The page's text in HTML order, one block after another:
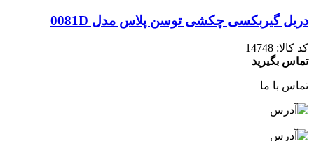
دریل گیربکسی چکشی توسن پلاس مدل 0081D
کد کالا: 14748
تماس بگیرید
تماس با ما